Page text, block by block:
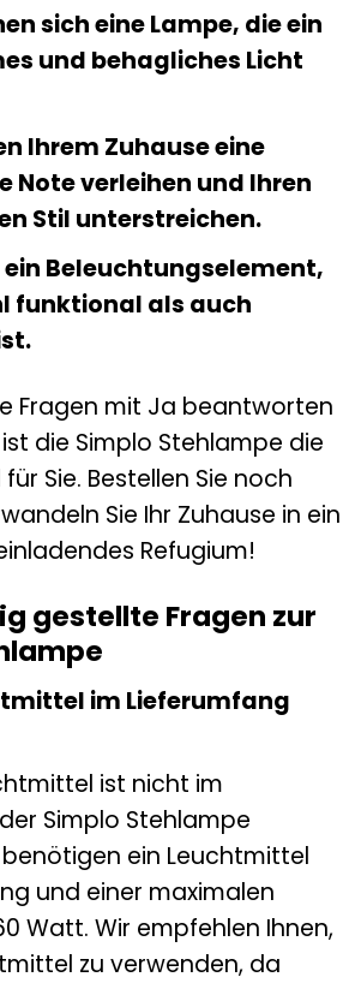
sich eine Lampe, die ein
und behagliches Licht
Ihrem Zuhause eine
Note verleihen und Ihren
Stil unterstreichen.
ein Beleuchtungselement,
funktional als auch
Fragen mit Ja beantworten
die Simplo Stehlampe die
Sie. Bestellen Sie noch
Sie Ihr Zuhause in ein
Refugium!
gestellte Fragen zur
im Lieferumfang
ist nicht im
Simplo Stehlampe
ein Leuchtmittel
und einer maximalen
Watt. Wir empfehlen Ihnen,
zu verwenden, da